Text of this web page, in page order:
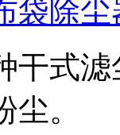
袋除尘
干式
。